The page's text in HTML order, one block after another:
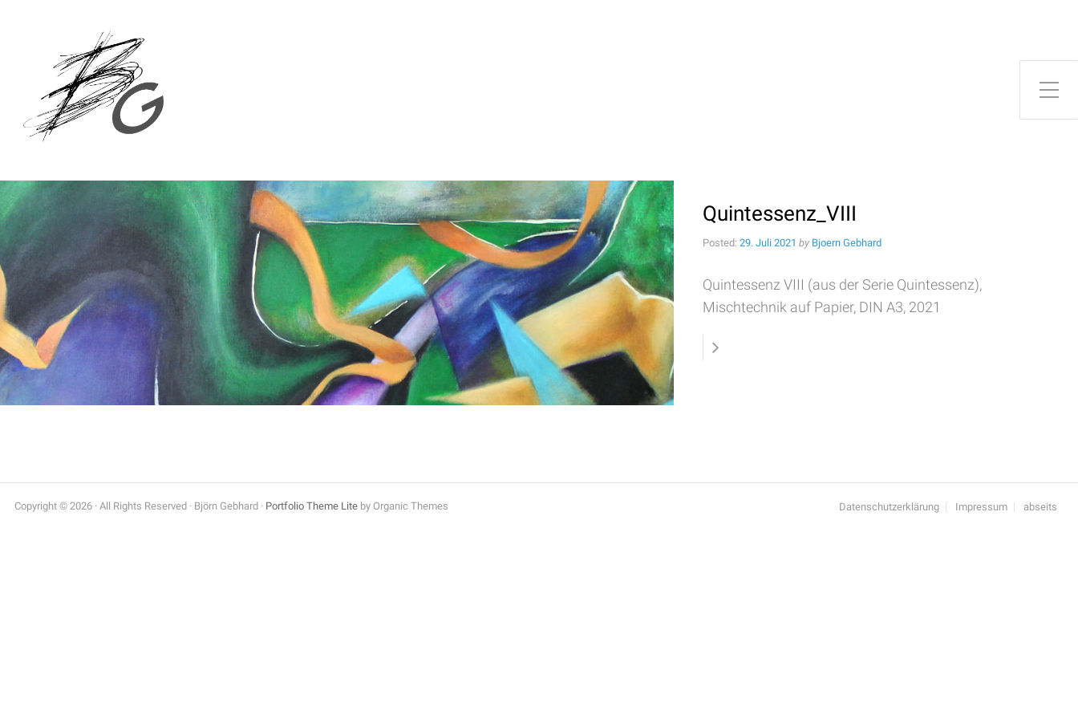
Quintessenz_VIII
Posted: 29. Juli 2021 by Bjoern Gebhard
Quintessenz VIII (aus der Serie Quintessenz),
Mischtechnik auf Papier, DIN A3, 2021
Copyright © 2026 · All Rights Reserved · Björn Gebhard · Portfolio Theme Lite by Organic Themes Datenschutzerklärung Impressum abseits